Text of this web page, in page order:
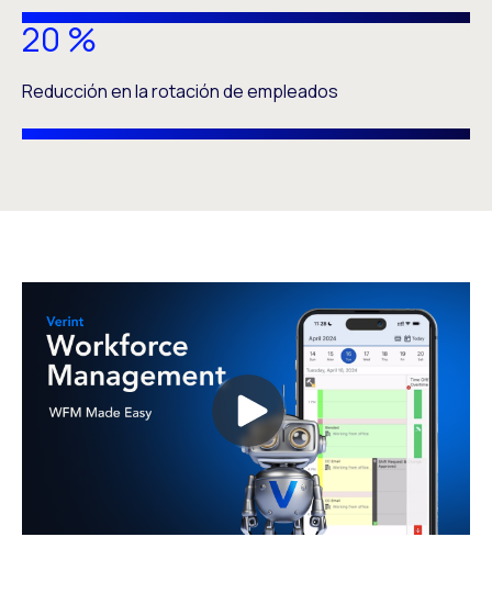
20 %
Reducción en la rotación de empleados